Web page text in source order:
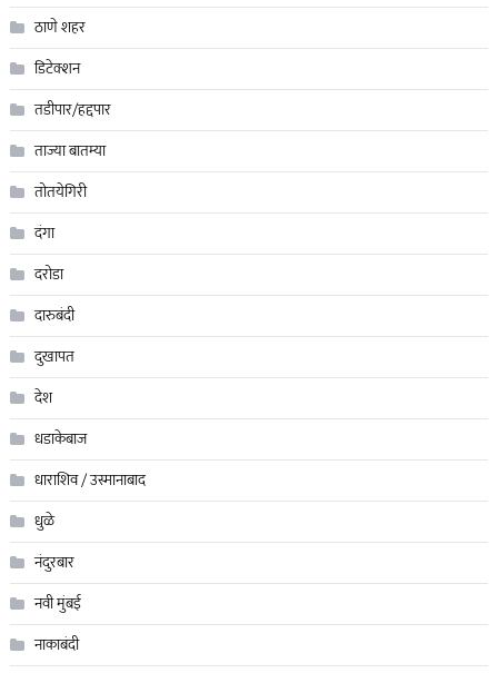
ठाणे शहर
डिटेक्शन
तडीपार/हद्दपार
ताज्या बातम्या
तोतयेगिरी
दंगा
दरोडा
दारुबंदी
दुखापत
देश
धडाकेबाज
धाराशिव / उस्मानाबाद
धुळे
नंदुरबार
नवी मुंबई
नाकाबंदी